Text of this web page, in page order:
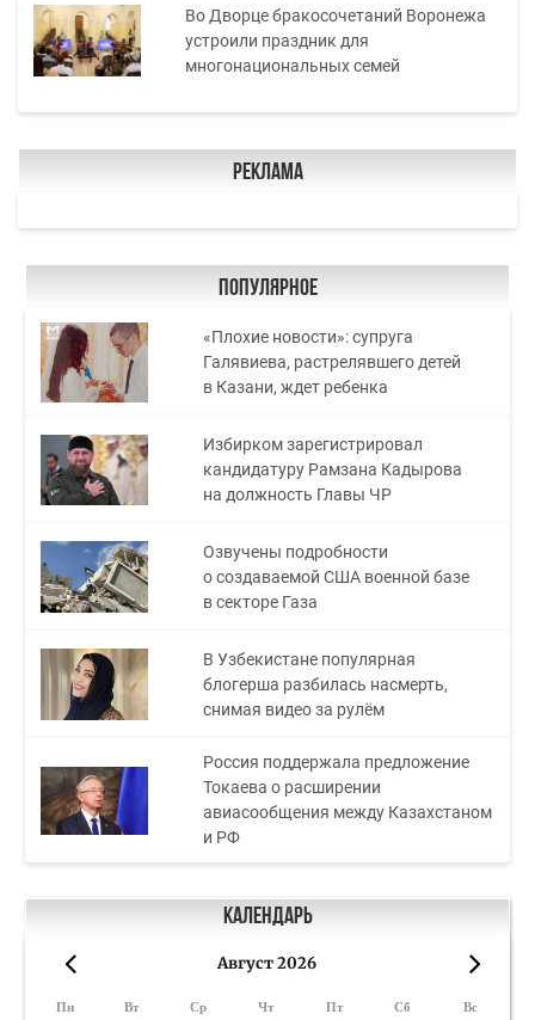
Во Дворце бракосочетаний Воронежа
устроили праздник для
многонациональных семей
Реклама
Популярное
«Плохие новости»: супруга
Галявиева, растрелявшего детей
в Казани, ждет ребенка
Избирком зарегистрировал
кандидатуру Рамзана Кадырова
на должность Главы ЧР
Озвучены подробности
о создаваемой США военной базе
в секторе Газа
В Узбекистане популярная
блогерша разбилась насмерть,
снимая видео за рулём
Россия поддержала предложение
Токаева о расширении
авиасообщения между Казахстаном
и РФ
Календарь
Август 2026
Пн Вт Ср Чт Пт Сб Вс